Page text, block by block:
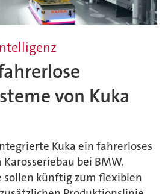
von Kuka
Kuka ein fahrerloses
bei BMW.
sollen künftig zum flexiblen